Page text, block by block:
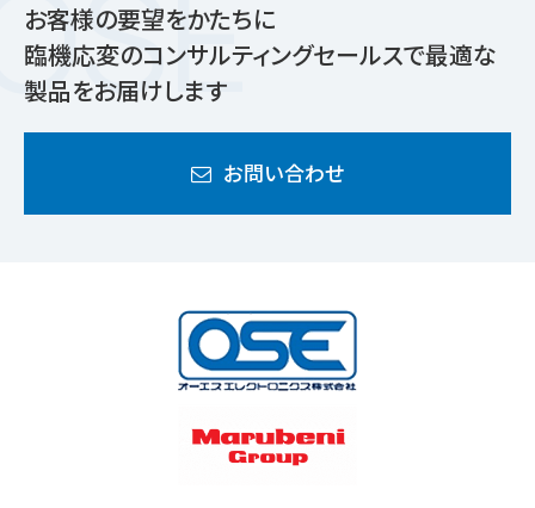
お客様の要望をかたちに
臨機応変のコンサルティングセールスで最適な
製品をお届けします
お問い合わせ